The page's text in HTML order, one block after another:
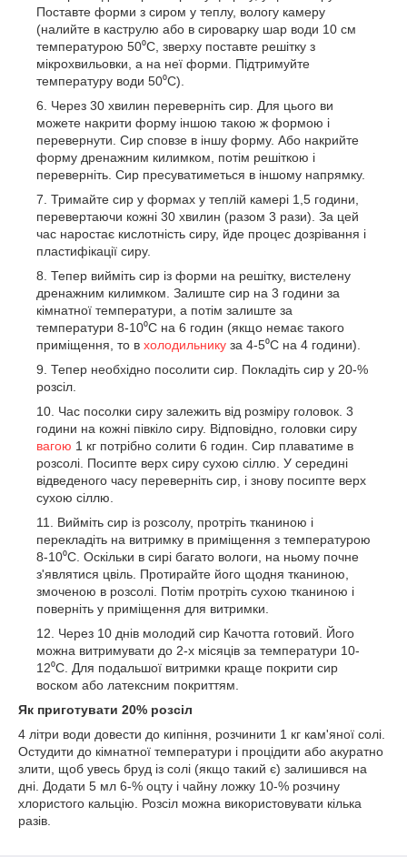
Поставте форми з сиром у теплу, вологу камеру
(налийте в каструлю або в сироварку шар води 10 см
температурою 50⁰С, зверху поставте решітку з
мікрохвильовки, а на неї форми. Підтримуйте
температуру води 50⁰С).
Через 30 хвилин переверніть сир. Для цього ви
можете накрити форму іншою такою ж формою і
перевернути. Сир сповзе в іншу форму. Або накрийте
форму дренажним килимком, потім решіткою і
переверніть. Сир пресуватиметься в іншому напрямку.
Тримайте сир у формах у теплій камері 1,5 години,
перевертаючи кожні 30 хвилин (разом 3 рази). За цей
час наростає кислотність сиру, йде процес дозрівання і
пластифікації сиру.
Тепер вийміть сир із форми на решітку, вистелену
дренажним килимком. Залиште сир на 3 години за
кімнатної температури, а потім залиште за
температури 8-10⁰С на 6 годин (якщо немає такого
приміщення, то в холодильнику за 4-5⁰С на 4 години).
Тепер необхідно посолити сир. Покладіть сир у 20-%
розсіл.
Час посолки сиру залежить від розміру головок. 3
години на кожні півкіло сиру. Відповідно, головки сиру
вагою 1 кг потрібно солити 6 годин. Сир плаватиме в
розсолі. Посипте верх сиру сухою сіллю. У середині
відведеного часу переверніть сир, і знову посипте верх
сухою сіллю.
Вийміть сир із розсолу, протріть тканиною і
перекладіть на витримку в приміщення з температурою
8-10⁰С. Оскільки в сирі багато вологи, на ньому почне
з'являтися цвіль. Протирайте його щодня тканиною,
змоченою в розсолі. Потім протріть сухою тканиною і
поверніть у приміщення для витримки.
Через 10 днів молодий сир Качотта готовий. Його
можна витримувати до 2-х місяців за температури 10-
12⁰С. Для подальшої витримки краще покрити сир
воском або латексним покриттям.
Як приготувати 20% розсіл
4 літри води довести до кипіння, розчинити 1 кг кам'яної солі.
Остудити до кімнатної температури і процідити або акуратно
злити, щоб увесь бруд із солі (якщо такий є) залишився на
дні. Додати 5 мл 6-% оцту і чайну ложку 10-% розчину
хлористого кальцію. Розсіл можна використовувати кілька
разів.